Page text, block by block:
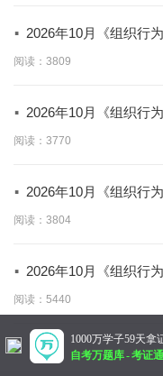
· 2026年10月《组织行
阅读：3809
· 2026年10月《组织行
阅读：3770
· 2026年10月《组织行
阅读：3804
· 2026年10月《组织行
阅读：5440
1000万学子59天拿
自考万题库-考证